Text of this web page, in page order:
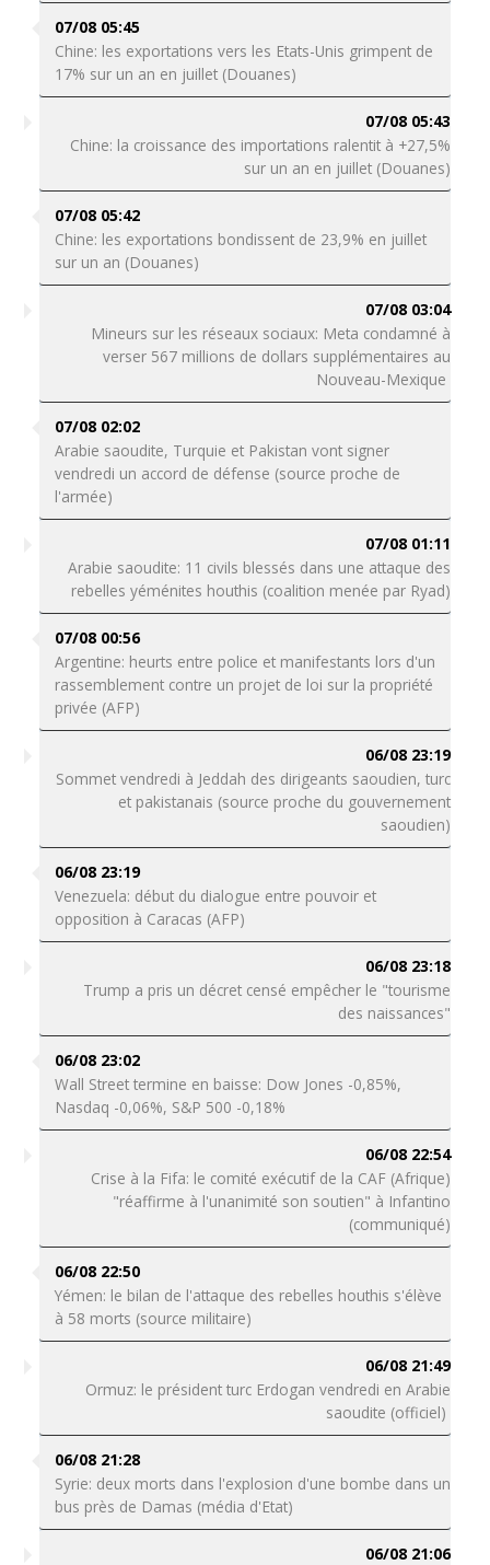
07/08 05:45
Chine: les exportations vers les Etats-Unis grimpent de
17% sur un an en juillet (Douanes)
07/08 05:43
Chine: la croissance des importations ralentit à +27,5%
sur un an en juillet (Douanes)
07/08 05:42
Chine: les exportations bondissent de 23,9% en juillet
sur un an (Douanes)
07/08 03:04
Mineurs sur les réseaux sociaux: Meta condamné à
verser 567 millions de dollars supplémentaires au
Nouveau-Mexique
07/08 02:02
Arabie saoudite, Turquie et Pakistan vont signer
vendredi un accord de défense (source proche de
l'armée)
07/08 01:11
Arabie saoudite: 11 civils blessés dans une attaque des
rebelles yéménites houthis (coalition menée par Ryad)
07/08 00:56
Argentine: heurts entre police et manifestants lors d'un
rassemblement contre un projet de loi sur la propriété
privée (AFP)
06/08 23:19
Sommet vendredi à Jeddah des dirigeants saoudien, turc
et pakistanais (source proche du gouvernement
saoudien)
06/08 23:19
Venezuela: début du dialogue entre pouvoir et
opposition à Caracas (AFP)
06/08 23:18
Trump a pris un décret censé empêcher le "tourisme
des naissances"
06/08 23:02
Wall Street termine en baisse: Dow Jones -0,85%,
Nasdaq -0,06%, S&P 500 -0,18%
06/08 22:54
Crise à la Fifa: le comité exécutif de la CAF (Afrique)
"réaffirme à l'unanimité son soutien" à Infantino
(communiqué)
06/08 22:50
Yémen: le bilan de l'attaque des rebelles houthis s'élève
à 58 morts (source militaire)
06/08 21:49
Ormuz: le président turc Erdogan vendredi en Arabie
saoudite (officiel)
06/08 21:28
Syrie: deux morts dans l'explosion d'une bombe dans un
bus près de Damas (média d'Etat)
06/08 21:06